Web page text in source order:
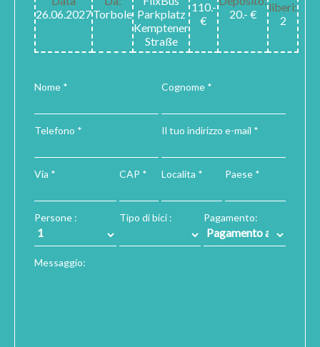
26.06.2027Torbole Parkplatz
Kemptener
Straße
110.-
€
20.- €
liberi:
2
Nome * Cognome *
Telefono * Il tuo indirizzo e-mail *
Via * CAP * Localita * Paese *
Persone : Tipo di bici : Pagamento:
Messaggio: